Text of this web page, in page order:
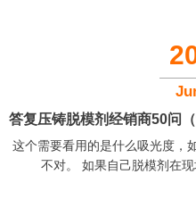
这些液体的挥发会急剧吸收模具
区域的金属流迅速凝固，形成
时，无法将其重新熔化，从而形
答复压铸脱模剂经销商50问
这个需要看用的是什么吸光度，
不对。 如果自己脱模剂在